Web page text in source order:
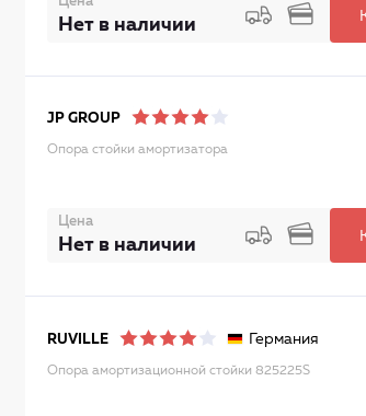
Нет в наличии
JP GROUP
Опора стойки амортизатора
Цена
Нет в наличии
RUVILLE Германия
Опора амортизационной стойки 825225S